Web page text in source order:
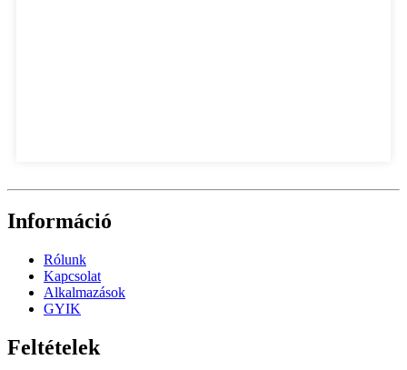
Információ
Rólunk
Kapcsolat
Alkalmazások
GYIK
Feltételek